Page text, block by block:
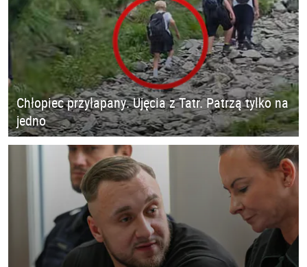
Chłopiec przyłapany. Ujęcia z Tatr. Patrzą tylko na
jedno